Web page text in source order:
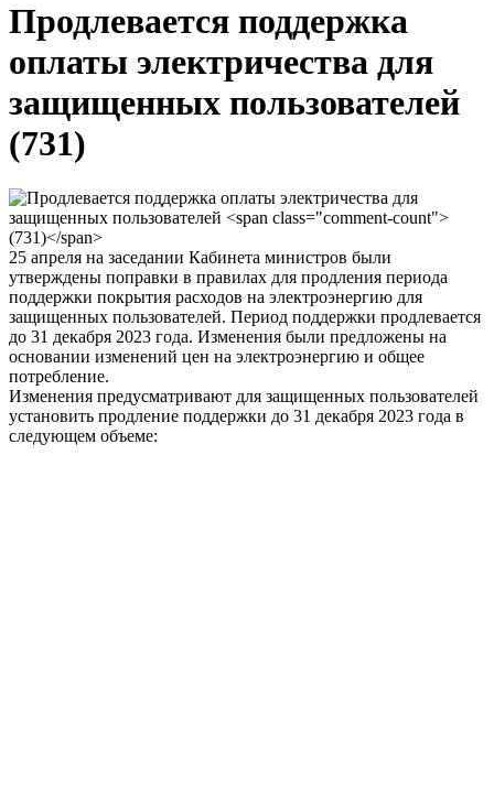
Продлевается поддержка
оплаты электричества для
защищенных пользователей
(731)
25 апреля на заседании Кабинета министров были
утверждены поправки в правилах для продления периода
поддержки покрытия расходов на электроэнергию для
защищенных пользователей. Период поддержки продлевается
до 31 декабря 2023 года. Изменения были предложены на
основании изменений цен на электроэнергию и общее
потребление.
Изменения предусматривают для защищенных пользователей
установить продление поддержки до 31 декабря 2023 года в
следующем объеме: